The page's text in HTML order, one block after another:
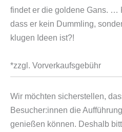
findet er die goldene Gans. …
dass er kein Dummling,
klugen Ideen ist?!
*zzgl. Vorverkaufsgebühr
Wir möchten sicherstellen,
Besucher:innen die
genießen können. Deshalb